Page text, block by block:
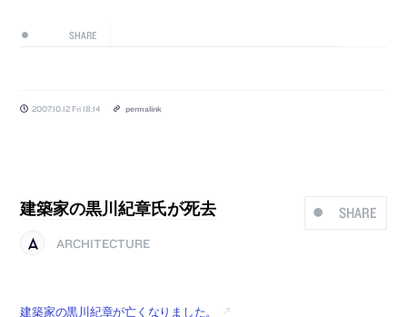
SHARE
2007.10.12 Fri 18:14 permalink
SHARE
建築家の黒川紀章氏が死去
ARCHITECTURE
建築家の黒川紀章が亡くなりました。